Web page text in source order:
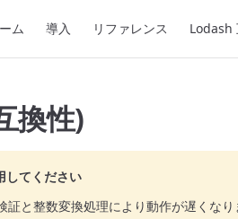
ム 導入 リファレンス Lodash
換性)
してください
証と整数変換処理により動作が遅くなり